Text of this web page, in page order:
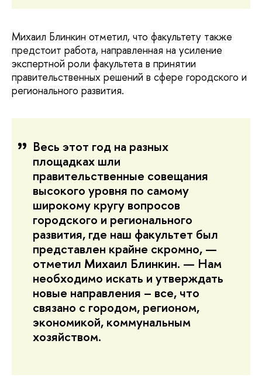
Михаил Блинкин отметил, что факультету также
предстоит работа, направленная на усиление
экспертной роли факультета в принятии
правительственных решений в сфере городского и
регионального развития.
Весь этот год на разных
площадках шли
правительственные совещания
высокого уровня по самому
широкому кругу вопросов
городского и регионального
развития, где наш факультет был
представлен крайне скромно, —
отметил Михаил Блинкин. — Нам
необходимо искать и утверждать
новые направления – все, что
связано с городом, регионом,
экономикой, коммунальным
хозяйством.